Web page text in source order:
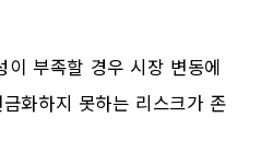
이 부족할 경우 시장 변동에
화하지 못하는 리스크가 존